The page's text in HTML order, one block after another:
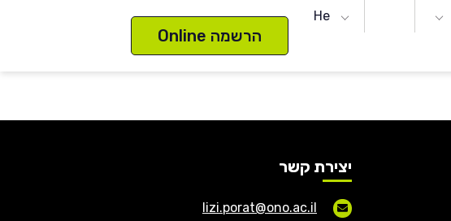
He
הרשמה Online
יצירת קשר
lizi.porat@ono.ac.il